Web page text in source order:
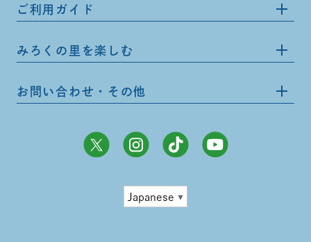
ご利用ガイド
みろくの里を楽しむ
お問い合わせ・その他
Japanese ▼